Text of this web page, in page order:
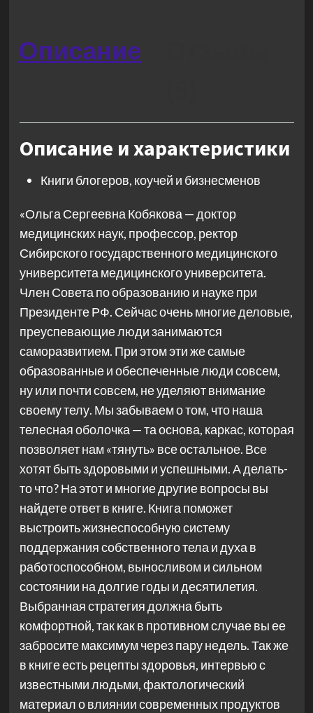
Описание
Описание и характеристики
Книги блогеров, коучей и бизнесменов
«Ольга Сергеевна Кобякова — доктор
медицинских наук, профессор, ректор
Сибирского государственного медицинского
университета медицинского университета.
Член Совета по образованию и науке при
Президенте РФ. Сейчас очень многие деловые,
преуспевающие люди занимаются
саморазвитием. При этом эти же самые
образованные и обеспеченные люди совсем,
ну или почти совсем, не уделяют внимание
своему телу. Мы забываем о том, что наша
телесная оболочка — та основа, каркас, которая
позволяет нам «тянуть» все остальное. Все
хотят быть здоровыми и успешными. А делать-
то что? На этот и многие другие вопросы вы
найдете ответ в книге. Книга поможет
выстроить жизнеспособную систему
поддержания собственного тела и духа в
работоспособном, выносливом и сильном
состоянии на долгие годы и десятилетия.
Выбранная стратегия должна быть
комфортной, так как в противном случае вы ее
забросите максимум через пару недель. Так же
в книге есть рецепты здоровья, интервью с
известными людьми, фактологический
материал о влиянии современных продуктов